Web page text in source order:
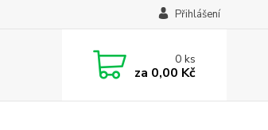
Přihlášení
0ks
za 0,00 Kč